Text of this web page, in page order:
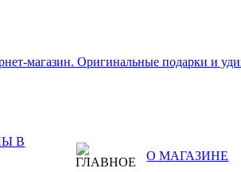
В
О МАГАЗИНЕ